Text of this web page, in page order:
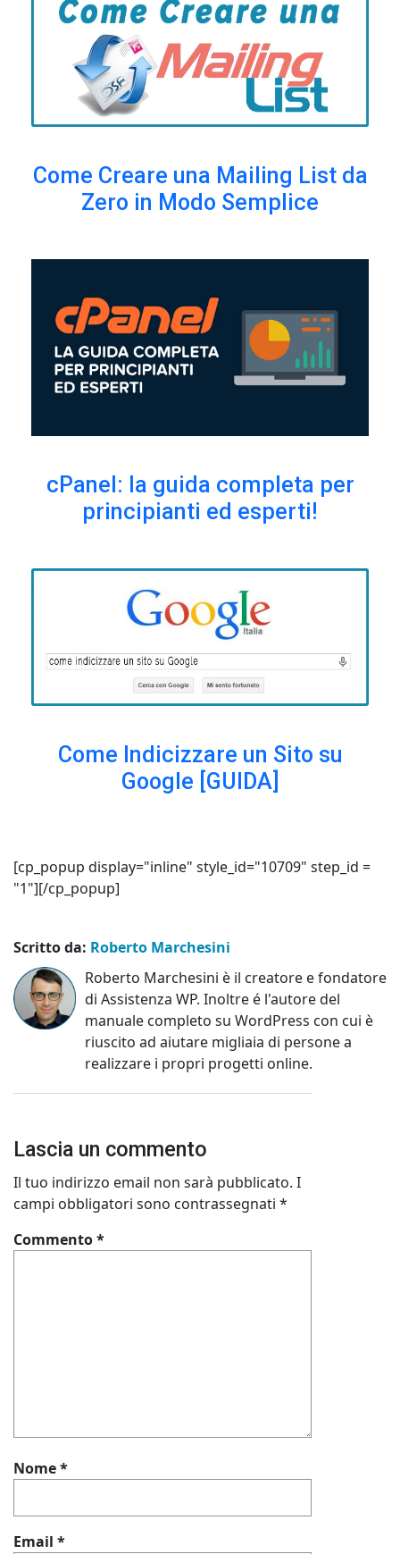
Come Creare una Mailing List da
Zero in Modo Semplice
cPanel: la guida completa per
principianti ed esperti!
Come Indicizzare un Sito su
Google [GUIDA]
[cp_popup display="inline" style_id="10709" step_id =
"1"][/cp_popup]
Scritto da: Roberto Marchesini
Roberto Marchesini è il creatore e fondatore
di Assistenza WP. Inoltre é l'autore del
manuale completo su WordPress con cui è
riuscito ad aiutare migliaia di persone a
realizzare i propri progetti online.
Lascia un commento
Il tuo indirizzo email non sarà pubblicato. I
campi obbligatori sono contrassegnati *
Commento*
Nome*
Email *